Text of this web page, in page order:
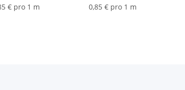
€ pro 1 m 0,85 € pro 1 m